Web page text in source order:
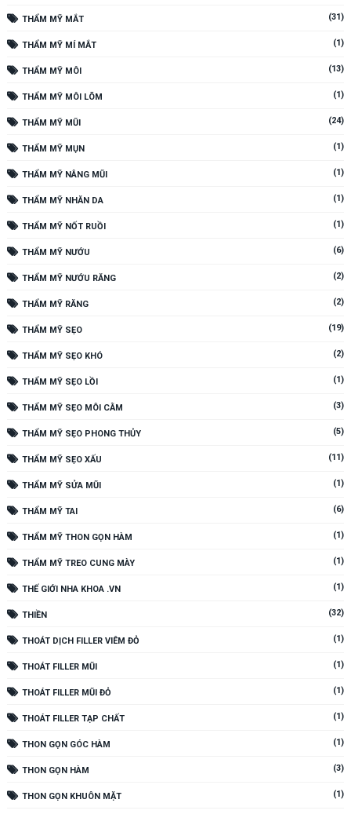
THẨM MỸ MẮT (31)
THẨM MỸ MÍ MẮT (1)
THẨM MỸ MÔI (13)
THẨM MỸ MÔI LÕM (1)
THẨM MỸ MŨI (24)
THẨM MỸ MỤN (1)
THẨM MỸ NÂNG MŨI (1)
THẨM MỸ NHĂN DA (1)
THẨM MỸ NỐT RUỒI (1)
THẨM MỸ NƯỚU (6)
THẨM MỸ NƯỚU RĂNG (2)
THẨM MỸ RĂNG (2)
THẨM MỸ SẸO (19)
THẨM MỸ SẸO KHÓ (2)
THẨM MỸ SẸO LỒI (1)
THẨM MỸ SẸO MÔI CẰM (3)
THẨM MỸ SẸO PHONG THỦY (5)
THẨM MỸ SẸO XẤU (11)
THẨM MỸ SỬA MŨI (1)
THẨM MỸ TAI (6)
THẨM MỸ THON GỌN HÀM (1)
THẨM MỸ TREO CUNG MÀY (1)
THẾ GIỚI NHA KHOA .VN (1)
THIỀN (32)
THOÁT DỊCH FILLER VIÊM ĐỎ (1)
THOÁT FILLER MŨI (1)
THOÁT FILLER MŨI ĐỎ (1)
THOÁT FILLER TẠP CHẤT (1)
THON GỌN GÓC HÀM (1)
THON GỌN HÀM (3)
THON GỌN KHUÔN MẶT (1)